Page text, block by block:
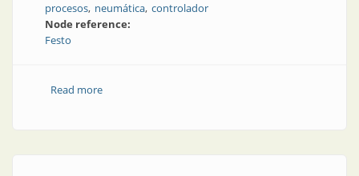
procesos neumática controlador
Node reference:
Festo
Read moreabout Led it be: sistemas de manipulación listos para